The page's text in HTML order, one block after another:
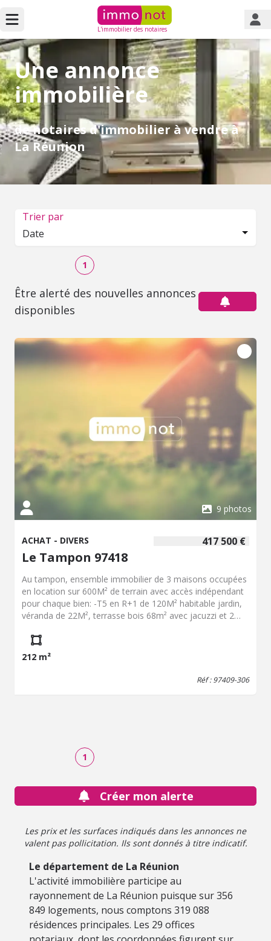
L'immobilier des notaires
Une annonce
immobilière
de notaires d'immobilier à vendre à
La Réunion
Trier par
Date
1
Être alerté des nouvelles annonces
disponibles
9 photos
417 500 €
ACHAT - DIVERS
Le Tampon 97418
Au tampon, ensemble immobilier de 3 maisons occupées
en location sur 600M² de terrain avec accès indépendant
pour chaque bien: -T5 en R+1 de 120M² habitable jardin,
véranda de 22M², terrasse bois 68m² avec jacuzzi et 2
séjour avec cheminée, salle d'eau et de bain, WC
indépendant, chambre à l'étage. Clôturé- Accès
indépendant -T3 de plain pied de 60M² habitable Terrasse
de 20 m², courette et 2 parkings intérieur. Séjour, cuisine
212 m²
Réf : 97409-306
1
Créer mon alerte
Les prix et les surfaces indiqués dans les annonces ne
valent pas pollicitation. Ils sont donnés à titre indicatif.
Le département de La Réunion
L'activité immobilière participe au
rayonnement de La Réunion puisque sur 356
849 logements, nous comptons 319 088
résidences principales. Les 29 offices